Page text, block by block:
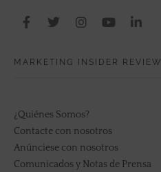
MARKETING INSIDER REVIEW
¿Quiénes Somos?
Contacte con nosotros
Anúnciese con nosotros
Comunicados y Notas de Prensa